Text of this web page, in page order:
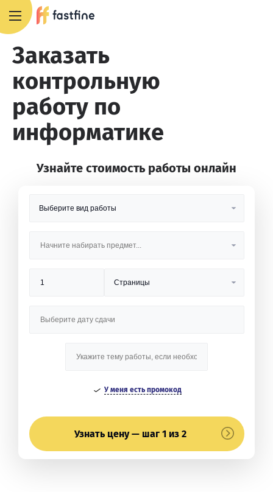
Заказать
контрольную
работу по
информатике
Узнайте стоимость работы онлайн
У меня есть промокод
Узнать цену — шаг 1 из 2